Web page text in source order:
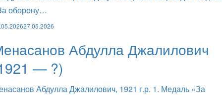
оборону…
27.05.2026
Абдулла Джалилович
— ?)
Абдулла Джалилович, 1921 г.р. 1. Медаль «За